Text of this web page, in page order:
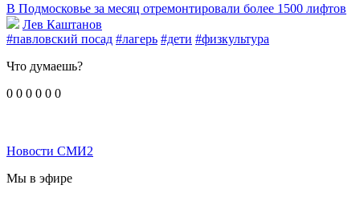
В Подмосковье за месяц отремонтировали более 1500 лифтов
Лев Каштанов
#павловский посад #лагерь #дети #физкультура
Что думаешь?
0 0 0 0 0 0
Новости СМИ2
Мы в эфире